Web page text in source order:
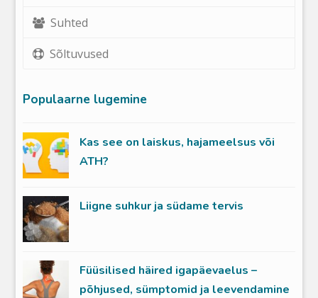
Suhted
Sõltuvused
Populaarne lugemine
Kas see on laiskus, hajameelsus või
ATH?
Liigne suhkur ja südame tervis
Füüsilised häired igapäevaelus –
põhjused, sümptomid ja leevendamine